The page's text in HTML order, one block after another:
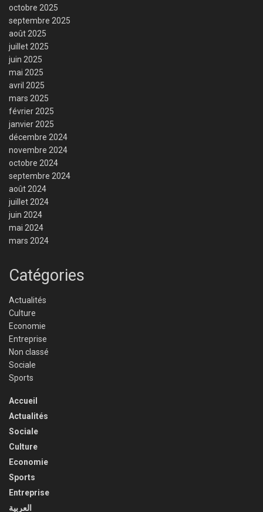
octobre 2025
septembre 2025
août 2025
juillet 2025
juin 2025
mai 2025
avril 2025
mars 2025
février 2025
janvier 2025
décembre 2024
novembre 2024
octobre 2024
septembre 2024
août 2024
juillet 2024
juin 2024
mai 2024
mars 2024
Catégories
Actualités
Culture
Economie
Entreprise
Non classé
Sociale
Sports
Accueil
Actualités
Sociale
Culture
Economie
Sports
Entreprise
العربية